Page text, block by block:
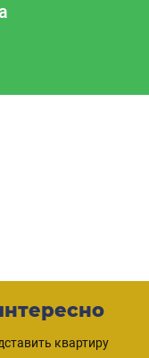
квартиру